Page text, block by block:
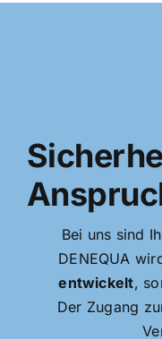
Bei uns sind
DENEQUA
entwickelt,
Der Zugang